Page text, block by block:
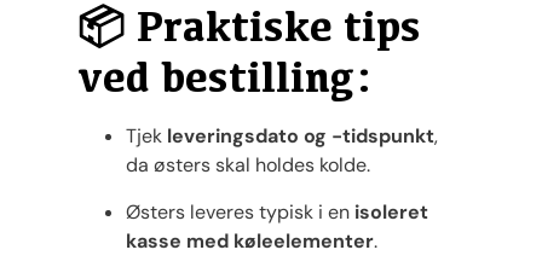
📦 Praktiske tips
ved bestilling:
Tjek leveringsdato og -tidspunkt,
da østers skal holdes kolde.
Østers leveres typisk i en isoleret
kasse med køleelementer.